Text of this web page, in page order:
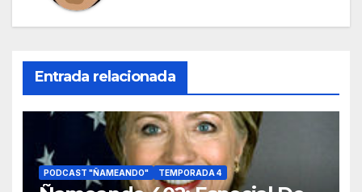
Entrada relacionada
PODCAST "ÑAMEANDO" TEMPORADA 4